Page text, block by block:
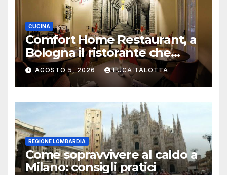
CUCINA
Comfort Home Restaurant, a
Bologna il ristorante che
trasforma l’ospitalità in
un’esperienza di casa
AGOSTO 5, 2026 LUCA TALOTTA
REGIONE LOMBARDIA
Come sopravvivere al caldo a
Milano: consigli pratici